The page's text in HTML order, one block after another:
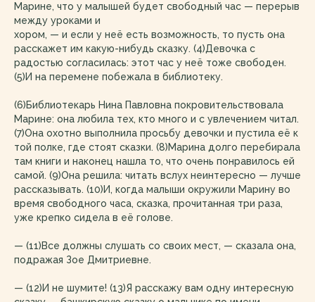
Марине, что у малышей будет свободный час — перерыв
между уроками и
хором, — и если у неё есть возможность, то пусть она
расскажет им какую-нибудь сказку. (4)Девочка с
радостью согласилась: этот час у неё тоже свободен.
(5)И на перемене побежала в библиотеку.
(6)Библиотекарь Нина Павловна покровительствовала
Марине: она любила тех, кто много и с увлечением читал.
(7)Она охотно выполнила просьбу девочки и пустила её к
той полке, где стоят сказки. (8)Марина долго перебирала
там книги и наконец нашла то, что очень понравилось ей
самой. (9)Она решила: читать вслух неинтересно — лучше
рассказывать. (10)И, когда малыши окружили Марину во
время свободного часа, сказка, прочитанная три раза,
уже крепко сидела в её голове.
— (11)Все должны слушать со своих мест, — сказала она,
подражая Зое Дмитриевне.
— (12)И не шумите! (13)Я расскажу вам одну интересную